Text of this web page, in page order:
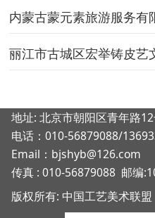
丽江市古城区宏举铸皮艺
地址: 北京市朝阳区青年路
电话：010-56879088/
Email：bjshyb@126.com
传真 : 010-56879088 邮编
版权所有: 中国工艺美术联盟